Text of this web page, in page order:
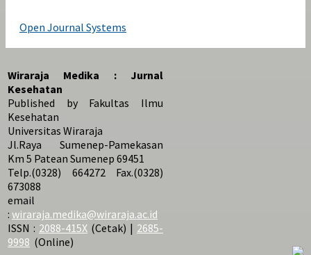
Open Journal Systems
Wiraraja Medika : Jurnal
Kesehatan
Published by Fakultas Ilmu
Kesehatan
Universitas Wiraraja
Jl.Raya Sumenep-Pamekasan
Km 5 Patean Sumenep 69451
Telp.(0328) 664272 Fax.(0328)
673088
email
: wiraraja.medika@wiraraja.ac.id
ISSN : 2088-415X (Cetak) | 2685-
9998 (Online)